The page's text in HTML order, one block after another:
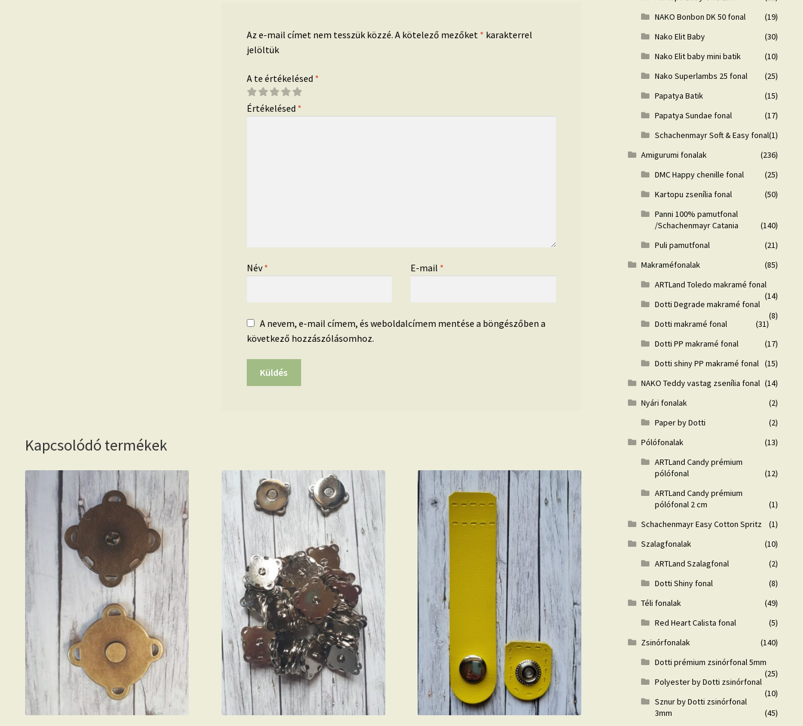
Az e-mail címet nem tesszük közzé. A kötelező mezőket * karakterrel
jelöltük
A te értékelésed *
Értékelésed *
Név* E-mail *
A nevem, e-mail címem, és weboldalcímem mentése a böngészőben a
következő hozzászólásomhoz.
Kapcsolódó termékek
NAKO Bonbon DK 50 fonal
(19)
Nako Elit Baby
(30)
Nako Elit baby mini batik
(10)
Nako Superlambs 25 fonal
(25)
Papatya Batik
(15)
Papatya Sundae fonal
(17)
Schachenmayr Soft & Easy fonal(1)
Amigurumi fonalak
(236)
DMC Happy chenille fonal
(25)
Kartopu zsenília fonal
(50)
Panni 100% pamutfonal
/Schachenmayr Catania
(140)
Puli pamutfonal
(21)
Makraméfonalak
(85)
ARTLand Toledo makramé fonal
(14)
Dotti Degrade makramé fonal
(8)
Dotti makramé fonal
(31)
Dotti PP makramé fonal
(17)
Dotti shiny PP makramé fonal (15)
NAKO Teddy vastag zsenília fonal (14)
Nyári fonalak
(2)
Paper by Dotti
(2)
Pólófonalak
(13)
ARTLand Candy prémium
pólófonal
(12)
ARTLand Candy prémium
pólófonal 2 cm
(1)
Schachenmayr Easy Cotton Spritz
(1)
Szalagfonalak
(10)
ARTLand Szalagfonal
(2)
Dotti Shiny fonal
(8)
Téli fonalak
(49)
Red Heart Calista fonal
(5)
Zsinórfonalak
(140)
Dotti prémium zsinórfonal 5mm
(25)
Polyester by Dotti zsinórfonal
(10)
Sznur by Dotti zsinórfonal
3mm
(45)